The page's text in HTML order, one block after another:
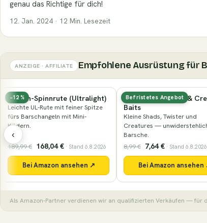
genau das Richtige für dich!
12. Jan. 2024 · 12 Min. Lesezeit
ANZEIGE · AFFILIATE Empfohlene Ausrüstung für
Spitze
6.8.2026
Befristetes Angebot
Mini-Gummiköder & Creature
Baits
Kleine Shads, Twister und
Creatures — unwiderstehlich für
8,99 € 7,64 € · Stand 6.8.2026
Bei Amazon ansehen ↗
Nr. 57 in
Spinner &
Klassische
Dauerbrenner
13,99 €· Stand
Bei
‹
Als Amazon-Partner verdienen wir an qualifizierten Verkäufen — für